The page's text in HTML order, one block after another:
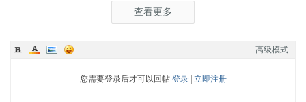
查看更多
高级模式
您需要登录后才可以回帖 登录| 立即注册